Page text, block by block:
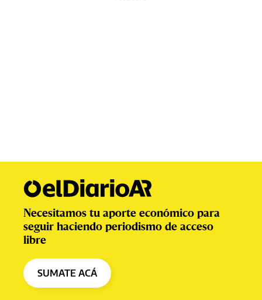
Necesitamos tu aporte económico para
seguir haciendo periodismo de acceso
libre
SUMATE ACÁ